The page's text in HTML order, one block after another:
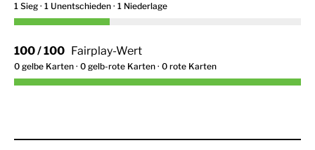
1 Sieg · 1 Unentschieden · 1 Niederlage
100 / 100 Fairplay-Wert
0 gelbe Karten · 0 gelb-rote Karten · 0 rote Karten